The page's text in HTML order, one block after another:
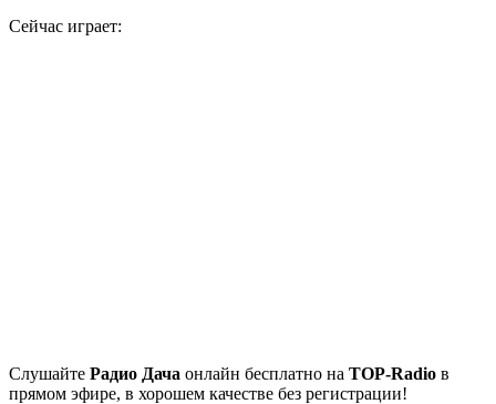
Сейчас играет:
Cлушайте Радио Дача онлайн бесплатно на TOP-Radio в
прямом эфире, в хорошем качестве без регистрации!